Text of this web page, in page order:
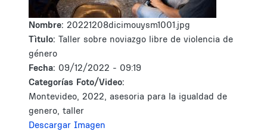
Nombre: 20221208dicimouysm1001.jpg
Tìtulo: Taller sobre noviazgo libre de violencia de
género
Fecha: 09/12/2022 - 09:19
Categorías Foto/Video:
Montevideo, 2022, asesoria para la igualdad de
genero, taller
Descargar Imagen